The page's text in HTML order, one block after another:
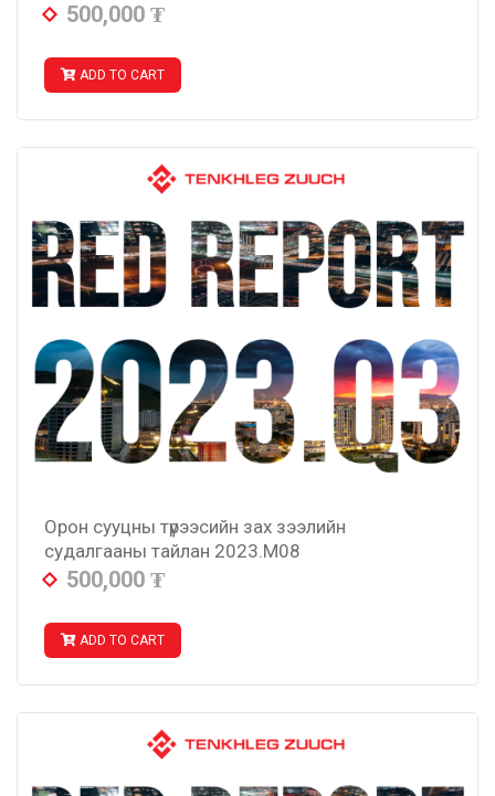
500,000 ₮
ADD TO CART
Орон сууцны түрээсийн зах зээлийн
судалгааны тайлан 2023.M08
500,000 ₮
ADD TO CART